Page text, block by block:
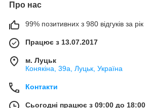
Про нас
99% позитивних з 980 відгуків за рік
Працює з 13.07.2017
м. Луцьк
Конякіна, 39а, Луцьк, Україна
Контакти
Сьогодні працює з 09:00 до 18:00